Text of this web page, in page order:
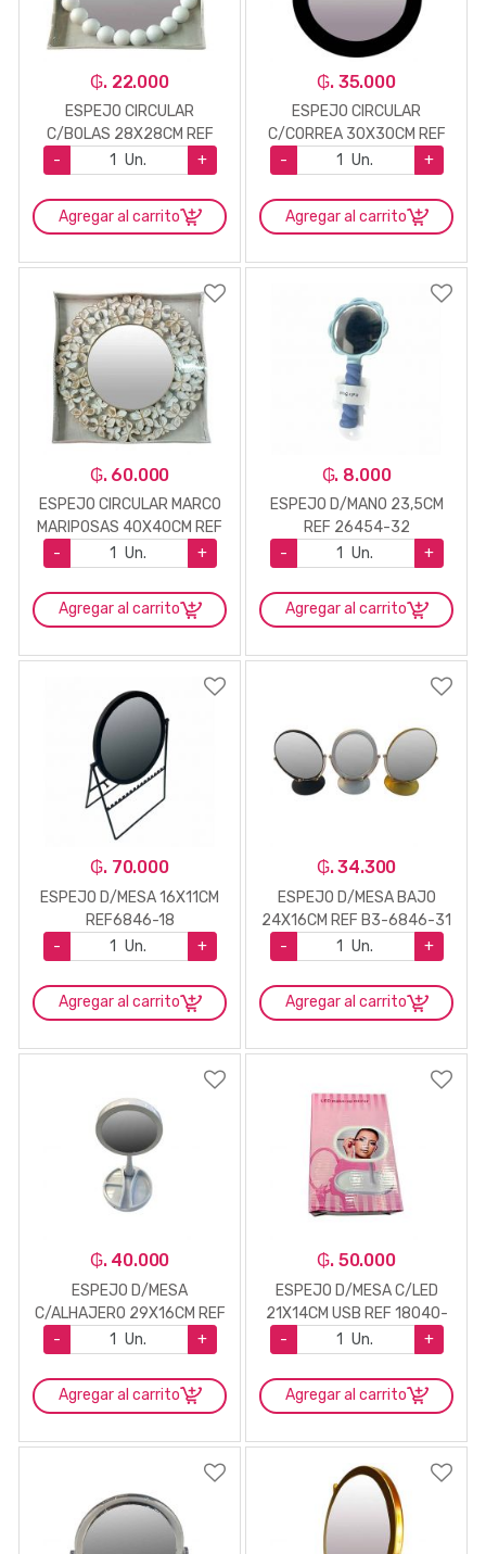
₲. 22.000
ESPEJO CIRCULAR
C/BOLAS 28X28CM REF
6846-4
- Un. +
Agregar al carrito
₲. 35.000
ESPEJO CIRCULAR
C/CORREA 30X30CM REF
6846-17
- Un. +
Agregar al carrito
₲. 60.000
ESPEJO CIRCULAR MARCO
MARIPOSAS 40X40CM REF
6846-5
- Un. +
Agregar al carrito
₲. 8.000
ESPEJO D/MANO 23,5CM
REF 26454-32
-
Un. +
Agregar al carrito
₲. 70.000
ESPEJO D/MESA 16X11CM
REF6846-18
-
Un. +
Agregar al carrito
₲. 34.300
ESPEJO D/MESA BAJO
24X16CM REF B3-6846-31
-
Un. +
Agregar al carrito
₲. 40.000
ESPEJO D/MESA
C/ALHAJERO 29X16CM REF
B3-6846-34
- Un. +
Agregar al carrito
₲. 50.000
ESPEJO D/MESA C/LED
21X14CM USB REF 18040-
20
- Un. +
Agregar al carrito